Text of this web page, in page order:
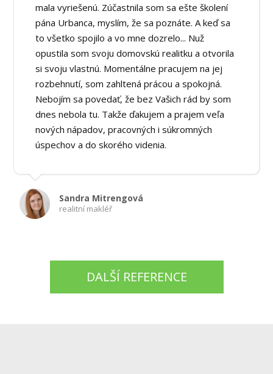
mala vyriešenú. Zúčastnila som sa ešte školení
pána Urbanca, myslím, že sa poznáte. A keď sa
to všetko spojilo a vo mne dozrelo... Nuž
opustila som svoju domovskú realitku a otvorila
si svoju vlastnú. Momentálne pracujem na jej
rozbehnutí, som zahltená prácou a spokojná.
Nebojím sa povedať, že bez Vašich rád by som
dnes nebola tu. Takže ďakujem a prajem veľa
nových nápadov, pracovných i súkromných
úspechov a do skorého videnia.
Sandra Mitrengová
realitní makléř
DALŠÍ REFERENCE